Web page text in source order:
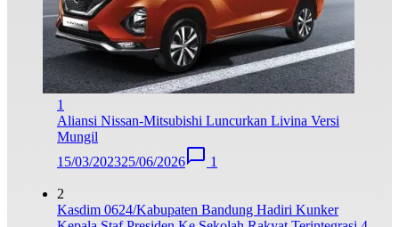
1
Aliansi Nissan-Mitsubishi Luncurkan Livina Versi
Mungil
15/03/202325/06/2026 1
2
Kasdim 0624/Kabupaten Bandung Hadiri Kunker